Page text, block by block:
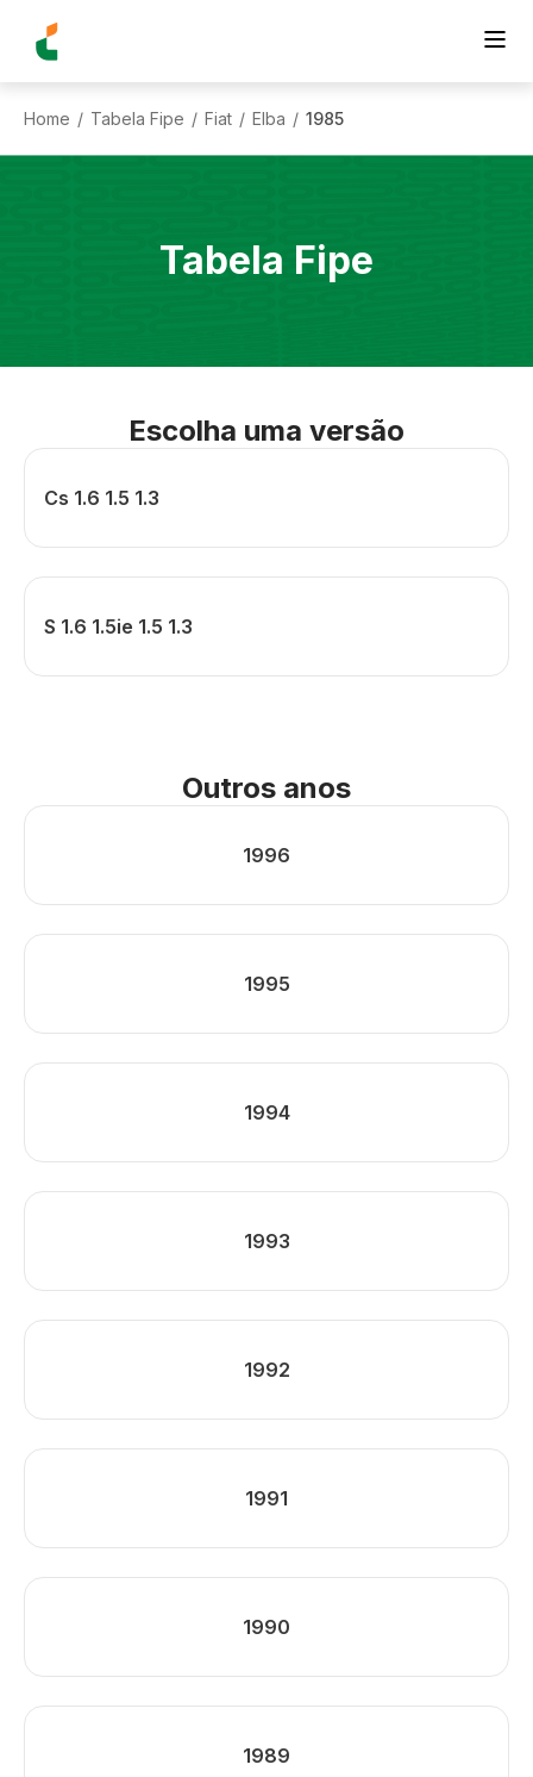
Home / Tabela Fipe / Fiat / Elba / 1985
Tabela Fipe
Escolha uma versão
Cs 1.6 1.5 1.3
S 1.6 1.5ie 1.5 1.3
Outros anos
1996
1995
1994
1993
1992
1991
1990
1989